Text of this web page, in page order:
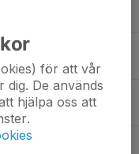
för att vår
De används
hjälpa oss att